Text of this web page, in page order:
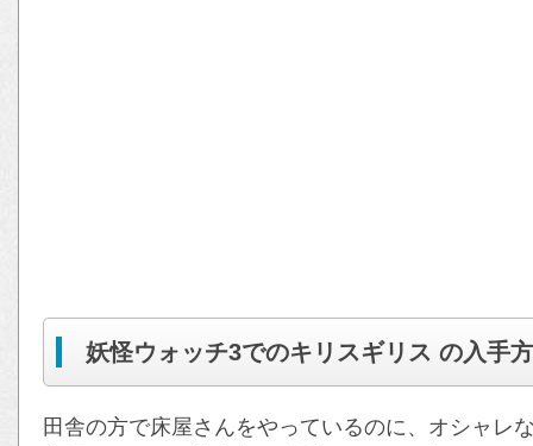
妖怪ウォッチ3でのキリスギリス の入手
田舎の方で床屋さんをやっているのに、オシャレ